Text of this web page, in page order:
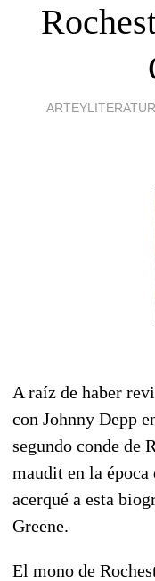
A raíz de haber
con Johnny Depp
segundo conde de
maudit en la
acerqué a esta
Greene.
El mono de